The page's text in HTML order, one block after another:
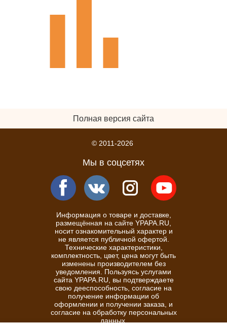
Полная версия сайта
© 2011-2026
Мы в соцсетях
Информация о товаре и доставке,
размещённая на сайте YPAPA.RU,
носит ознакомительный характер и
не является публичной офертой.
Технические характеристики,
комплектность, цвет, цена могут быть
изменены производителем без
уведомления. Пользуясь услугами
сайта YPAPA.RU, вы подтверждаете
свою дееспособность, согласие на
получение информации об
оформлении и получении заказа, и
согласие на обработку персональных
данных.